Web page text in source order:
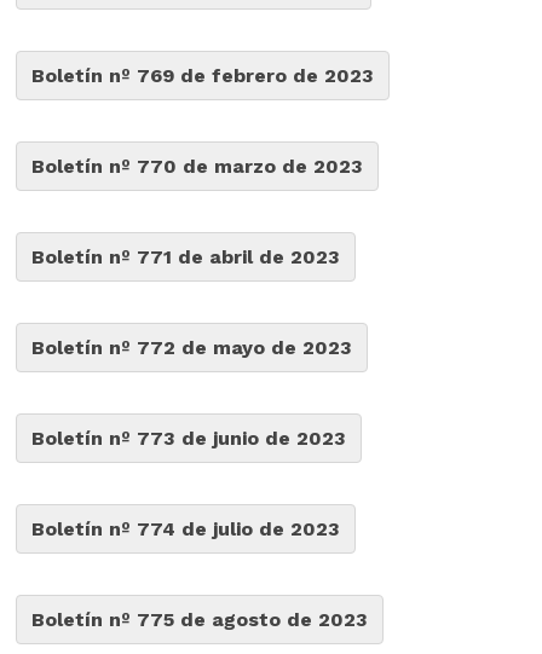
Boletín nº 769 de febrero de 2023
Boletín nº 770 de marzo de 2023
Boletín nº 771 de abril de 2023
Boletín nº 772 de mayo de 2023
Boletín nº 773 de junio de 2023
Boletín nº 774 de julio de 2023
Boletín nº 775 de agosto de 2023